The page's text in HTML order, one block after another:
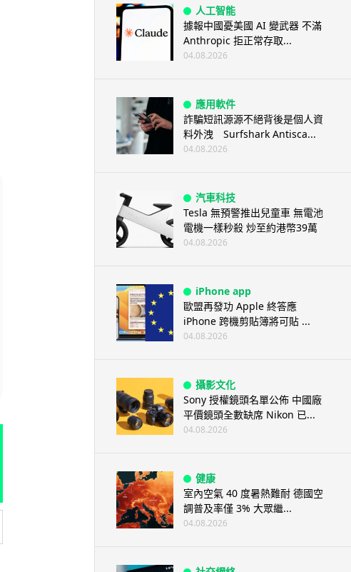
人工智能
據報中國憂美國 AI 變武器 不滿
Anthropic 拒正常存取...
04.08.2026
應用軟件
詐騙短訊源源不絕背後是個人資
料外洩 Surfshark Antisca...
04.08.2026
汽車科技
Tesla 無預警推出兒童車 無電池
電機一樣秒殺 炒至約港幣39萬
04.08.2026
iPhone app
歐盟再發功 Apple 終答應
iPhone 跨機剪貼簿將可貼 ...
04.08.2026
攝影文化
Sony 授權鏡頭名單公佈 中國廠
平價鏡頭全數缺席 Nikon 已...
04.08.2026
健康
室內空氣 40 度暑熱難耐 德國空
調普及率僅 3% 大眾繼...
04.08.2026